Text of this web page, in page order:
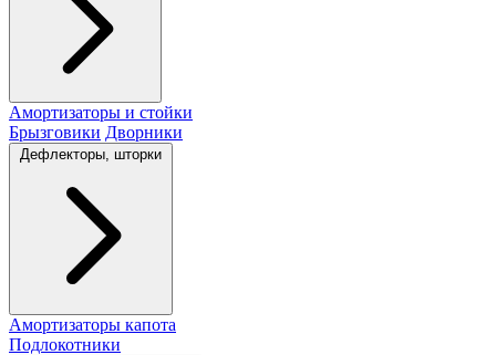
Амортизаторы и стойки
Брызговики Дворники
Дефлекторы, шторки
Амортизаторы капота
Подлокотники